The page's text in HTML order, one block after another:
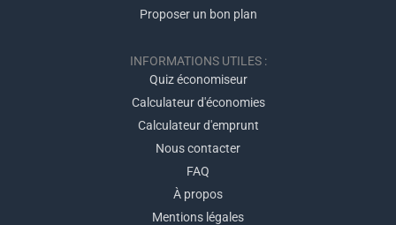
Proposer un bon plan
INFORMATIONS UTILES :
Quiz économiseur
Calculateur d'économies
Calculateur d'emprunt
Nous contacter
FAQ
À propos
Mentions légales